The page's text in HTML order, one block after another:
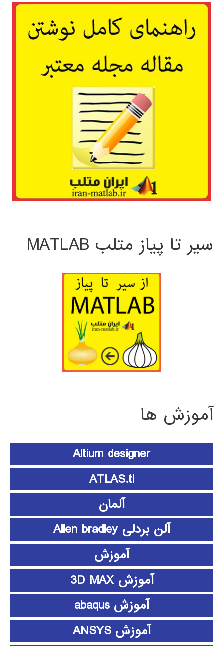
سیر تا پیاز متلب MATLAB
آموزش ها
Altium designer
ATLAS.ti
آلمان
آلن بردلی Allen bradley
آموزش
آموزش 3D MAX
آموزش abaqus
آموزش ANSYS